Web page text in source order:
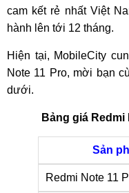
cam kết rẻ nhất Việt
hành lên tới 12 tháng.
Hiện tại, MobileCity
Note 11 Pro, mời bạn
dưới.
Bảng giá Redmi
Sản
Redmi Note 11